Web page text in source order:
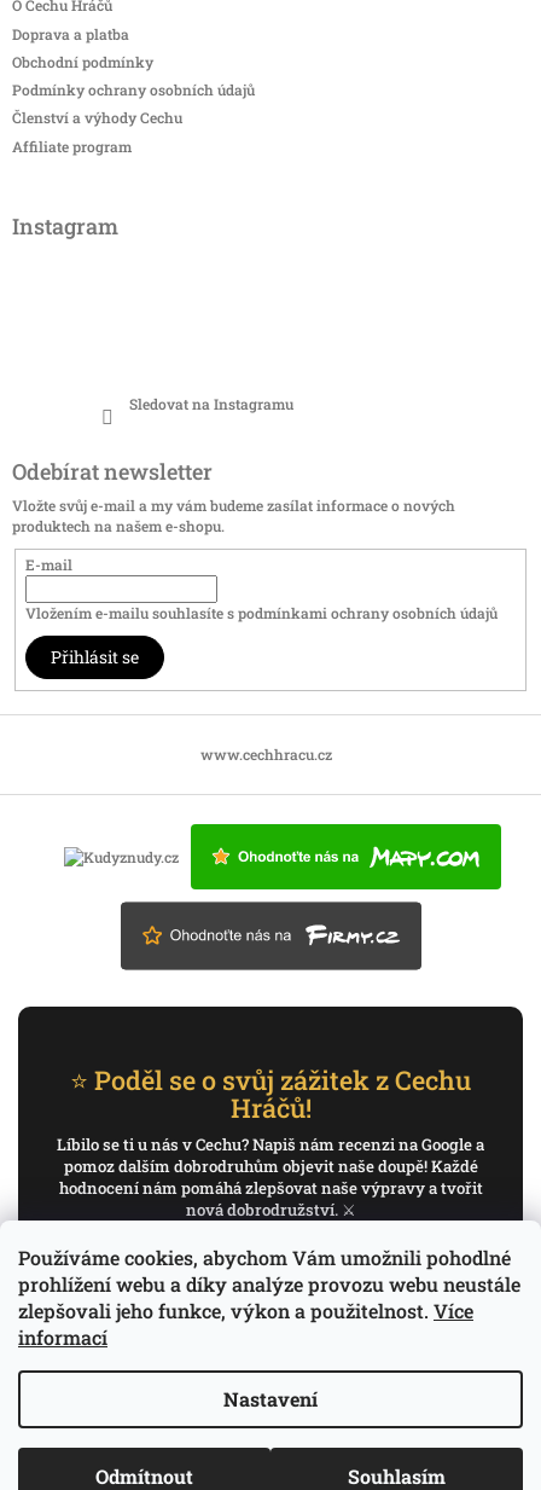
Používáme cookies, abychom Vám umožnili pohodlné
prohlížení webu a díky analýze provozu webu neustále
zlepšovali jeho funkce, výkon a použitelnost. Více
informací
Nastavení
Odmítnout Souhlasím
O Cechu Hráčů
Doprava a platba
Obchodní podmínky
Podmínky ochrany osobních údajů
Členství a výhody Cechu
Affiliate program
Instagram
Sledovat na Instagramu
Odebírat newsletter
Vložte svůj e-mail a my vám budeme zasílat informace o nových
produktech na našem e-shopu.
E-mail
Vložením e-mailu souhlasíte spodmínkami ochrany osobních údajů
Přihlásit se
www.cechhracu.cz
⭐ Poděl se o svůj zážitek z Cechu
Hráčů!
Líbilo se ti u nás v Cechu? Napiš nám recenzi na Google a
pomoz dalším dobrodruhům objevit naše doupě! Každé
hodnocení nám pomáhá zlepšovat naše výpravy a tvořit
nová dobrodružství. ⚔️
✍️ Napiš recenzi na Google
Děkujeme, že pomáháš psát příběh Cechu Hráčů.
Vytvořil ShoptetCopyright 2026 Cech Hráčů. Všechna práva